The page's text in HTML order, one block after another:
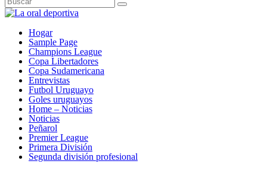
Hogar
Sample Page
Champions League
Copa Libertadores
Copa Sudamericana
Entrevistas
Futbol Uruguayo
Goles uruguayos
Home – Noticias
Noticias
Peñarol
Premier League
Primera División
Segunda división profesional